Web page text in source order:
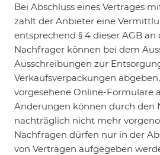
Bei Abschluss eines Vertrages
zahlt der Anbieter eine
entsprechend § 4 dieser AGB
Nachfrager können bei dem
Ausschreibungen zur
Verkaufsverpackungen
vorgesehene Online-Formulare
Änderungen können durch den
nachträglich nicht mehr
Nachfragen dürfen nur in der
von Verträgen aufgegeben